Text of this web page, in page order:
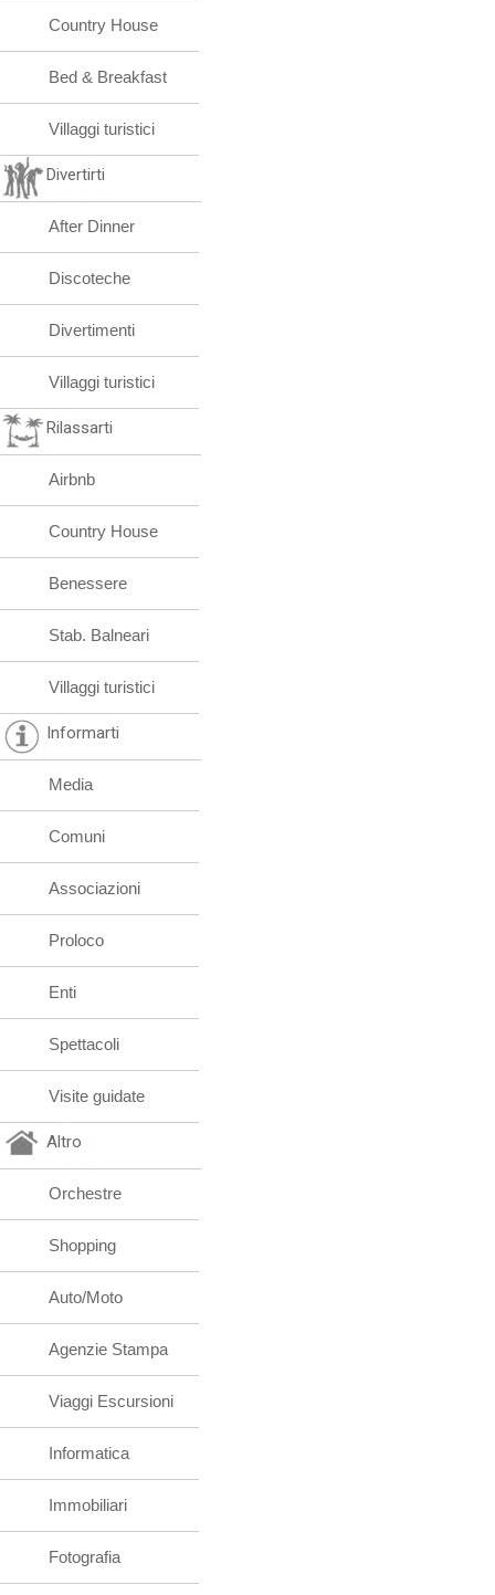
Country House
Bed & Breakfast
Villaggi turistici
Divertirti
After Dinner
Discoteche
Divertimenti
Villaggi turistici
Rilassarti
Airbnb
Country House
Benessere
Stab. Balneari
Villaggi turistici
Informarti
Media
Comuni
Associazioni
Proloco
Enti
Spettacoli
Visite guidate
Altro
Orchestre
Shopping
Auto/Moto
Agenzie Stampa
Viaggi Escursioni
Informatica
Immobiliari
Fotografia